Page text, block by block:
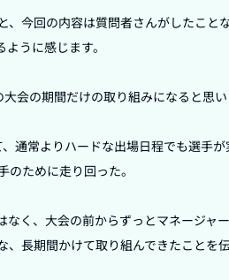
、今回の内容は質問者さんがしたこと
うに感じます。
会の期間だけの取り組みになると思い
通常よりハードな出場日程でも選手
のために走り回った。
なく、大会の前からずっとマネージャ
、長期間かけて取り組んできたことを